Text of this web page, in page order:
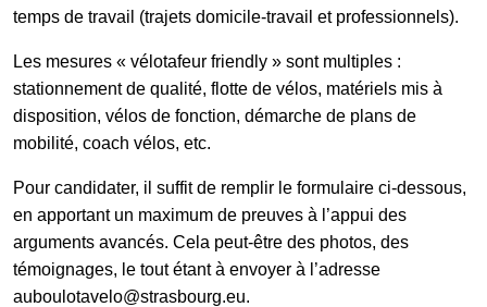
Résultats
Les participants
FAQ
Contact
temps de travail (trajets domicile-travail et professionnels).
Les mesures « vélotafeur friendly » sont multiples :
stationnement de qualité, flotte de vélos, matériels mis à
disposition, vélos de fonction, démarche de plans de
mobilité, coach vélos, etc.
Pour candidater, il suffit de remplir le formulaire ci-dessous,
en apportant un maximum de preuves à l’appui des
arguments avancés. Cela peut-être des photos, des
témoignages, le tout étant à envoyer à l’adresse
auboulotavelo@strasbourg.eu.